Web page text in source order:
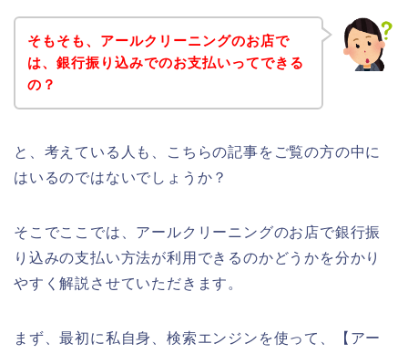
そもそも、アールクリーニングのお店で
は、銀行振り込みでのお支払いってできる
の？
と、考えている人も、こちらの記事をご覧の方の中に
はいるのではないでしょうか？
そこでここでは、アールクリーニングのお店で銀行振
り込みの支払い方法が利用できるのかどうかを分かり
やすく解説させていただきます。
まず、最初に私自身、検索エンジンを使って、【アー